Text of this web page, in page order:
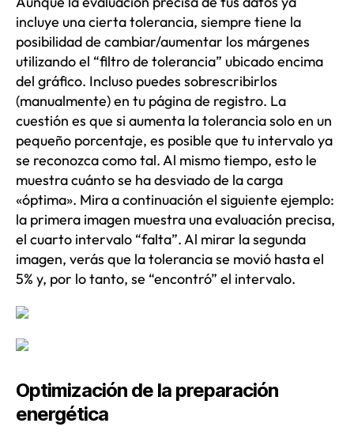
incluye una cierta tolerancia, siempre tiene la
posibilidad de cambiar/aumentar los márgenes
utilizando el “filtro de tolerancia” ubicado encima
del gráfico. Incluso puedes sobrescribirlos
(manualmente) en tu página de registro. La
cuestión es que si aumenta la tolerancia solo en un
pequeño porcentaje, es posible que tu intervalo ya
se reconozca como tal. Al mismo tiempo, esto le
muestra cuánto se ha desviado de la carga
«óptima». Mira a continuación el siguiente ejemplo:
la primera imagen muestra una evaluación precisa,
el cuarto intervalo “falta”. Al mirar la segunda
imagen, verás que la tolerancia se movió hasta el
5% y, por lo tanto, se “encontró” el intervalo.
Optimización de la preparación
energética